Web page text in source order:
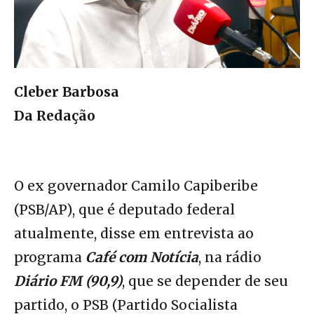
Cleber Barbosa
Da Redação
O ex governador Camilo Capiberibe
(PSB/AP), que é deputado federal
atualmente, disse em entrevista ao
programa Café com Notícia, na rádio
Diário FM (90,9), que se depender de seu
partido, o PSB (Partido Socialista